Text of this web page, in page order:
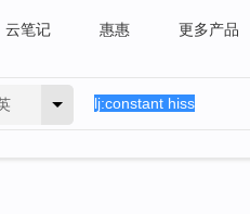
云笔记 惠惠 更多产品